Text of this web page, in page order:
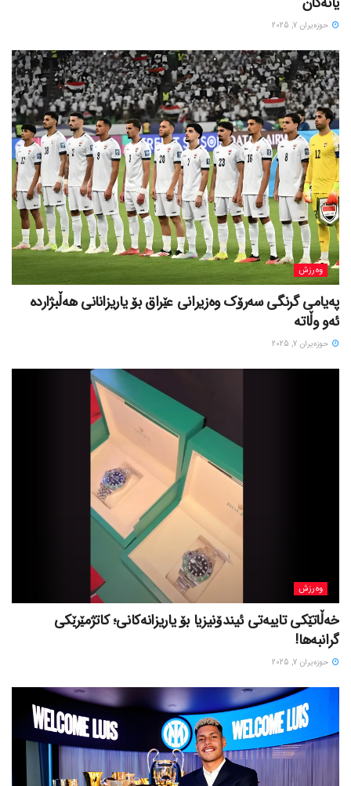
حوزه‌یران 7, 2025
وەرزش
پەیامی گرنگی سەرۆک وەزیرانی عێراق بۆ یاریزانانی هەڵبژارده
ئەو وڵاتە
حوزه‌یران 7, 2025
وەرزش
خەڵاتێکی تایبەتی ئیندۆنیزیا بۆ یاریزانەکانی؛ کاتژمێرێکی
گرانبەها!
حوزه‌یران 7, 2025